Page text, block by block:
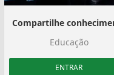
Educação
ENTRAR